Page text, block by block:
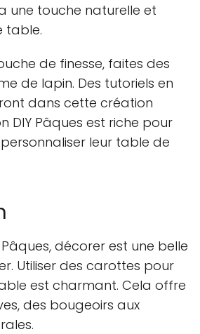
une touche naturelle et
table.
de finesse, faites des
de lapin. Des tutoriels en
dans cette création
DIY Pâques est riche pour
leur table de
décorer est une belle
Utiliser des carottes pour
est charmant. Cela offre
des bougeoirs aux